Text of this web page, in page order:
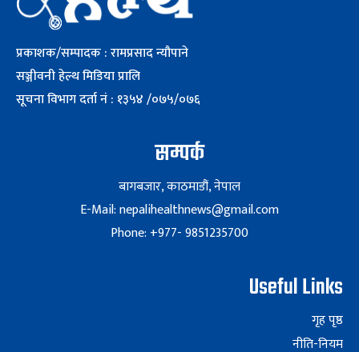
प्रकाशक/सम्पादक : रामप्रसाद न्यौपाने
सञ्जीवनी हेल्थ मिडिया प्रालि
सूचना विभाग दर्ता नं : १३५४ /०७५/०७६
सम्पर्क
बागबजार, काठमाडौं, नेपाल
E-Mail: nepalihealthnews@gmail.com
Phone: +977- 9851235700
Useful Links
गृह पृष्ठ
नीति-नियम